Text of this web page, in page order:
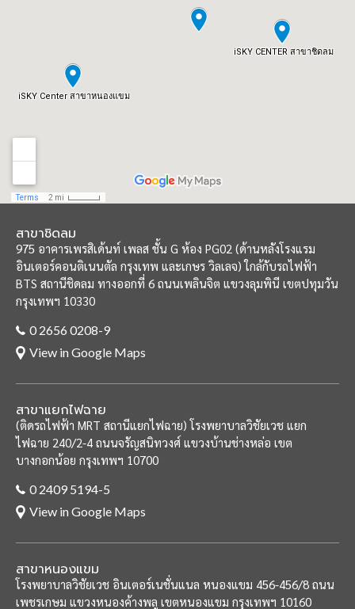
สาขาชิดลม
975 อาคารเพรสิเด้นท์ เพลส ชั้น G ห้อง PG02 (ด้านหลังโรงแรม
อินเตอร์คอนติเนนตัล กรุงเทพ และเกษร วิลเลจ)ใกล้กับรถไฟฟ้า
BTS สถานีชิดลม ทางออกที่ 6 ถนนเพลินจิต แขวงลุมพินี เขตปทุมวัน
กรุงเทพฯ 10330
0 2656 0208-9
View in Google Maps
สาขาแยกไฟฉาย
(ติดรถไฟฟ้า MRT สถานีแยกไฟฉาย)โรงพยาบาลวิชัยเวช แยก
ไฟฉาย 240/2-4 ถนนจรัญสนิทวงศ์ แขวงบ้านช่างหล่อ เขต
บางกอกน้อย กรุงเทพฯ 10700
0 2409 5194-5
View in Google Maps
สาขาหนองแขม
โรงพยาบาลวิชัยเวช อินเตอร์เนชั่นแนล หนองแขม 456-456/8 ถนน
เพชรเกษม แขวงหนองค้างพลู เขตหนองแขม กรุงเทพฯ 10160